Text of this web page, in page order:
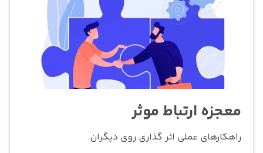
معجزه ارتباط موثر
راهکارهای عملی اثر گذاری روی دیگران